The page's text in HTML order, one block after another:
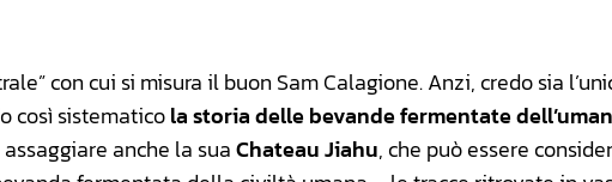
con cui si misura il buon Sam Calagione. Anzi, credo sia
così sistematicola storia delle bevande fermentate
anche la suaChateau Jiahu, che può essere